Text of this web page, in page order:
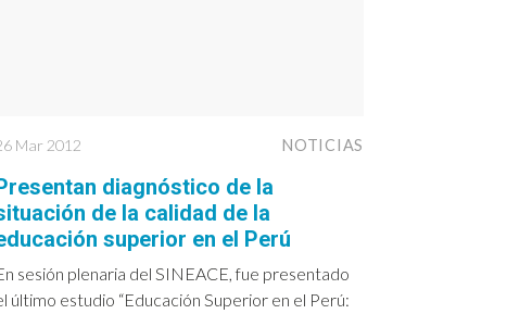
Mar 2012 NOTICIAS
diagnóstico de la
de la calidad de la
superior en el Perú
sesión plenaria del SINEACE, fue presentado
último estudio “Educación Superior en el Perú: